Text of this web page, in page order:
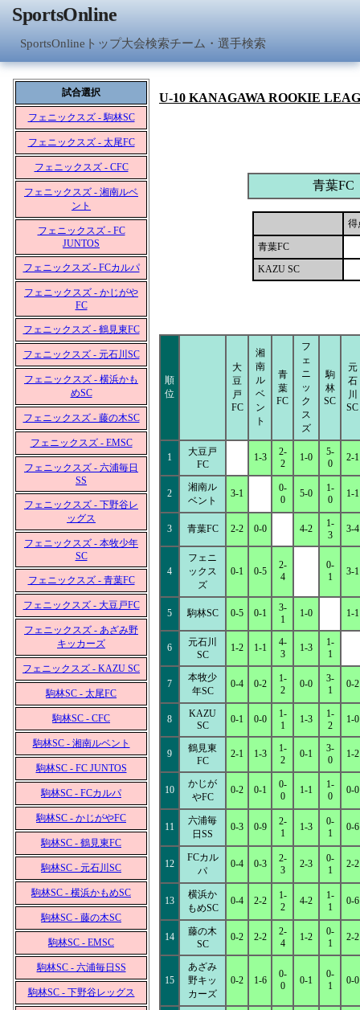
SportsOnline
SportsOnlineトップ大会検索チーム・選手検索
試合選択
フェニックスズ - 駒林SC
フェニックスズ - 太尾FC
フェニックスズ - CFC
フェニックスズ - 湘南ルベ
ント
フェニックスズ - FC
JUNTOS
フェニックスズ - FCカルパ
フェニックスズ - かじがや
FC
フェニックスズ - 鶴見東FC
フェニックスズ - 元石川SC
フェニックスズ - 横浜かも
めSC
フェニックスズ - 藤の木SC
フェニックスズ - EMSC
フェニックスズ - 六浦毎日
SS
フェニックスズ - 下野谷レ
ッグス
フェニックスズ - 本牧少年
SC
フェニックスズ - 青葉FC
フェニックスズ - 大豆戸FC
フェニックスズ - あざみ野
キッカーズ
フェニックスズ - KAZU SC
駒林SC - 太尾FC
駒林SC - CFC
駒林SC - 湘南ルベント
駒林SC - FC JUNTOS
駒林SC - FCカルパ
駒林SC - かじがやFC
駒林SC - 鶴見東FC
駒林SC - 元石川SC
駒林SC - 横浜かもめSC
駒林SC - 藤の木SC
駒林SC - EMSC
駒林SC - 六浦毎日SS
駒林SC - 下野谷レッグス
U-10 KANAGAWA ROOKIE
青葉FC
得
青葉FC
KAZU SC
順
位
大
豆
戸
FC
湘
南
ル
ベ
ン
ト
青
葉
FC
フ
ェ
ニ
ッ
ク
ス
ズ
駒
林
SC
元
石
川
SC
1
大豆戸
FC
1-3
2-
2
1-0
5-
0
2-1
2
湘南ル
ベント
3-1
0-
0
5-0
1-
0
1-1
3 青葉FC 2-2 0-0 4-2
1-
3
3-4
4
フェニ
ックス
ズ
0-1 0-5
2-
4
0-
1
3-1
5 駒林SC 0-5 0-1
3-
1
1-0 1-1
6
元石川
SC
1-2 1-1
4-
3
1-3
1-
1
7
本牧少
年SC
0-4 0-2
1-
2
0-0
3-
1
0-2
8
KAZU
SC
0-1 0-0
1-
1
1-3
1-
2
1-0
9
鶴見東
FC
2-1 1-3
1-
2
0-1
3-
0
1-2
10
かじが
やFC
0-2 0-1
0-
0
1-1
1-
0
0-0
11
六浦毎
日SS
0-3 0-9
2-
1
1-3
0-
1
0-6
12
FCカル
パ
0-4 0-3
2-
3
2-3
0-
1
2-2
13
横浜か
もめSC
0-4 2-2
1-
2
4-2
1-
1
0-6
14
藤の木
SC
0-2 2-2
2-
4
1-2
0-
1
2-2
15
あざみ
野キッ
カーズ
0-2 1-6
0-
0
0-1
0-
1
0-0